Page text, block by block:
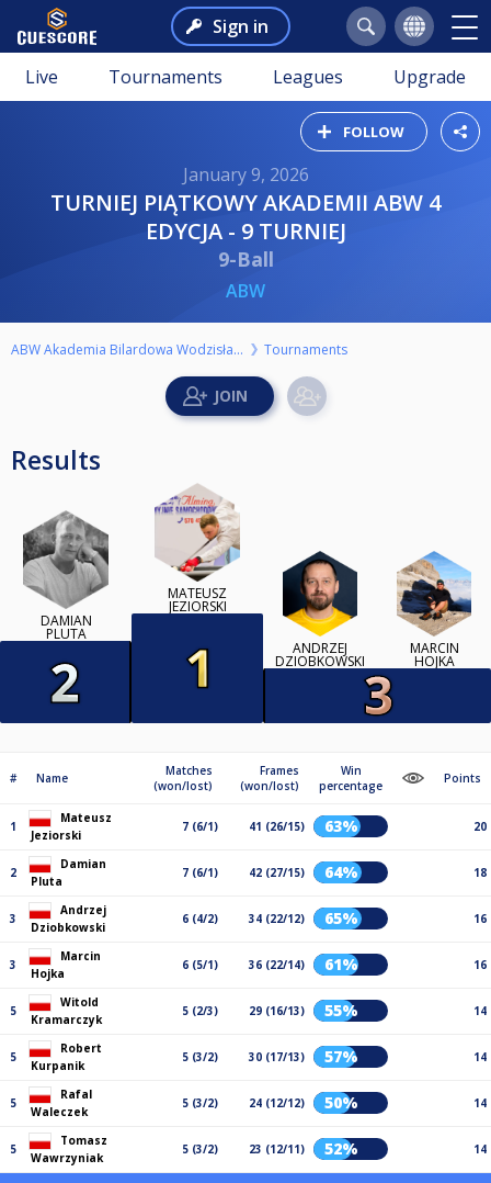
Sign in
Live Tournaments Leagues Upgrade
FOLLOW
January 9, 2026
TURNIEJ PIĄTKOWY AKADEMII ABW 4
EDYCJA - 9 TURNIEJ
9-Ball
ABW
ABW Akademia Bilardowa Wodzisław Śl. Tournaments
Results
DAMIAN
PLUTA
MATEUSZ
JEZIORSKI
ANDRZEJ
DZIOBKOWSKI
MARCIN
HOJKA
# Name
Matches
(won/lost)
Frames
(won/lost)
Win
percentage
Points
1
Mateusz
Jeziorski
7 (6/1) 41 (26/15) 63% 20
2
Damian
Pluta
7 (6/1) 42 (27/15) 64% 18
3
Andrzej
Dziobkowski
6 (4/2) 34 (22/12) 65% 16
3
Marcin
Hojka
6 (5/1) 36 (22/14) 61% 16
5
Witold
Kramarczyk
5 (2/3) 29 (16/13) 55% 14
5
Robert
Kurpanik
5 (3/2) 30 (17/13) 57% 14
5
Rafal
Waleczek
5 (3/2) 24 (12/12) 50% 14
5
Tomasz
Wawrzyniak
5 (3/2) 23 (12/11) 52% 14